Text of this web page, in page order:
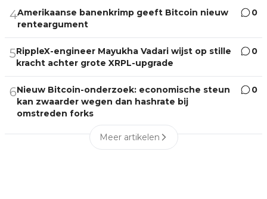
4Amerikaanse banenkrimp geeft Bitcoin nieuw
renteargument
0
5RippleX-engineer Mayukha Vadari wijst op stille
kracht achter grote XRPL-upgrade
0
6Nieuw Bitcoin-onderzoek: economische steun
kan zwaarder wegen dan hashrate bij
omstreden forks
0
Meer artikelen